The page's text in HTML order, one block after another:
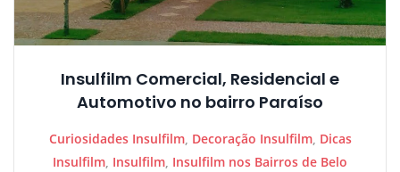
Insulfilm Comercial, Residencial e
Automotivo no bairro Paraíso
Curiosidades Insulfilm, Decoração Insulfilm, Dicas
Insulfilm, Insulfilm, Insulfilm nos Bairros de Belo